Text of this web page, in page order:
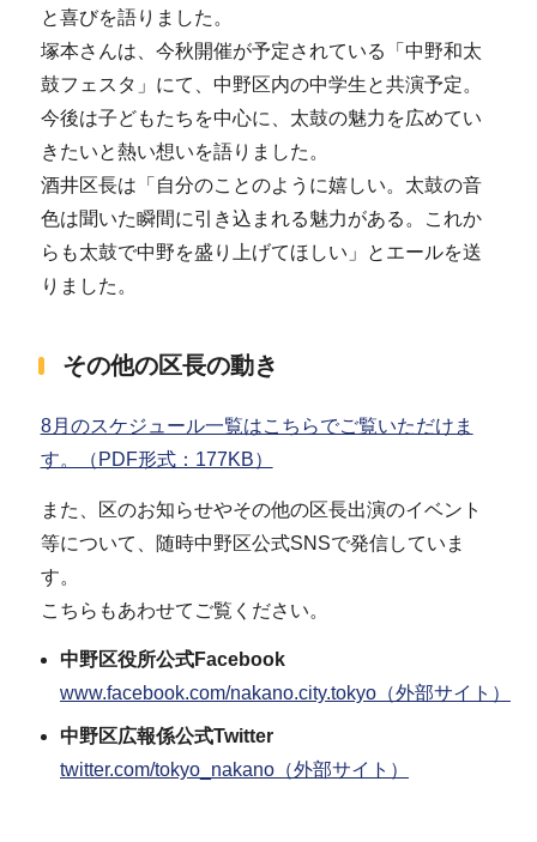
と喜びを語りました。
塚本さんは、今秋開催が予定されている「中野和太
鼓フェスタ」にて、中野区内の中学生と共演予定。
今後は子どもたちを中心に、太鼓の魅力を広めてい
きたいと熱い想いを語りました。
酒井区長は「自分のことのように嬉しい。太鼓の音
色は聞いた瞬間に引き込まれる魅力がある。これか
らも太鼓で中野を盛り上げてほしい」とエールを送
りました。
その他の区長の動き
8月のスケジュール一覧はこちらでご覧いただけま
す。（PDF形式：177KB）
また、区のお知らせやその他の区長出演のイベント
等について、随時中野区公式SNSで発信していま
す。
こちらもあわせてご覧ください。
中野区役所公式Facebook
www.facebook.com/nakano.city.tokyo（外部サイト）
中野区広報係公式Twitter
twitter.com/tokyo_nakano（外部サイト）